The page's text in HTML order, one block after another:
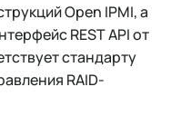
Open IPMI, а
REST API от
стандарту
RAID-